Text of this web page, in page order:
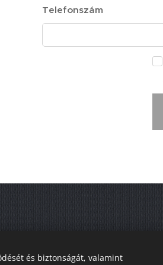
Telefonszám
Academy
és biztonságát, valamint